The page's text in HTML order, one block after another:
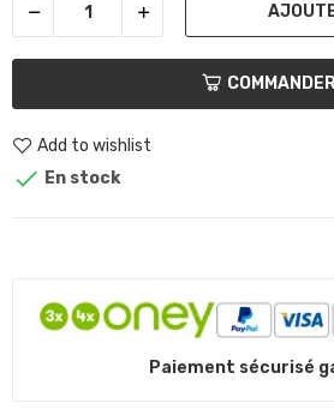
Add to wishlist
 En stock
Paiement sécurisé